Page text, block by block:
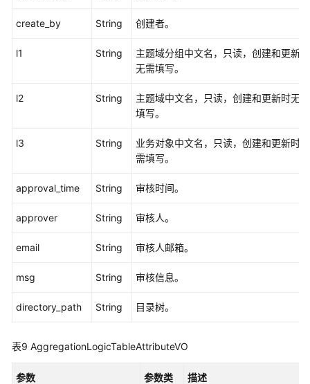
create_by String 创建者。
l1 String
主题域分组中文名，只读，创建和更新时
无需填写。
l2 String
主题域中文名，只读，创建和更新时无需
填写。
l3 String
业务对象中文名，只读，创建和更新时无
需填写。
approval_time String 审核时间。
approver String 审核人。
email String 审核人邮箱。
msg String 审核信息。
directory_path String 目录树。
表9 AggregationLogicTableAttributeVO
参数
参数类
描述